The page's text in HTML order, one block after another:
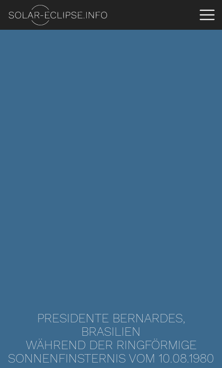
PRESIDENTE BERNARDES,
BRASILIEN
WÄHREND DER RINGFÖRMIGE
SONNENFINSTERNIS VOM 10.08.1980